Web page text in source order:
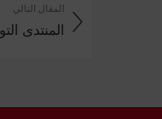
المقال التالي
المنتدى